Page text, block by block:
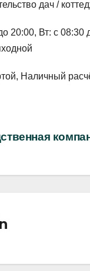
дач /
20:00, Вт: с 08:30
Наличный